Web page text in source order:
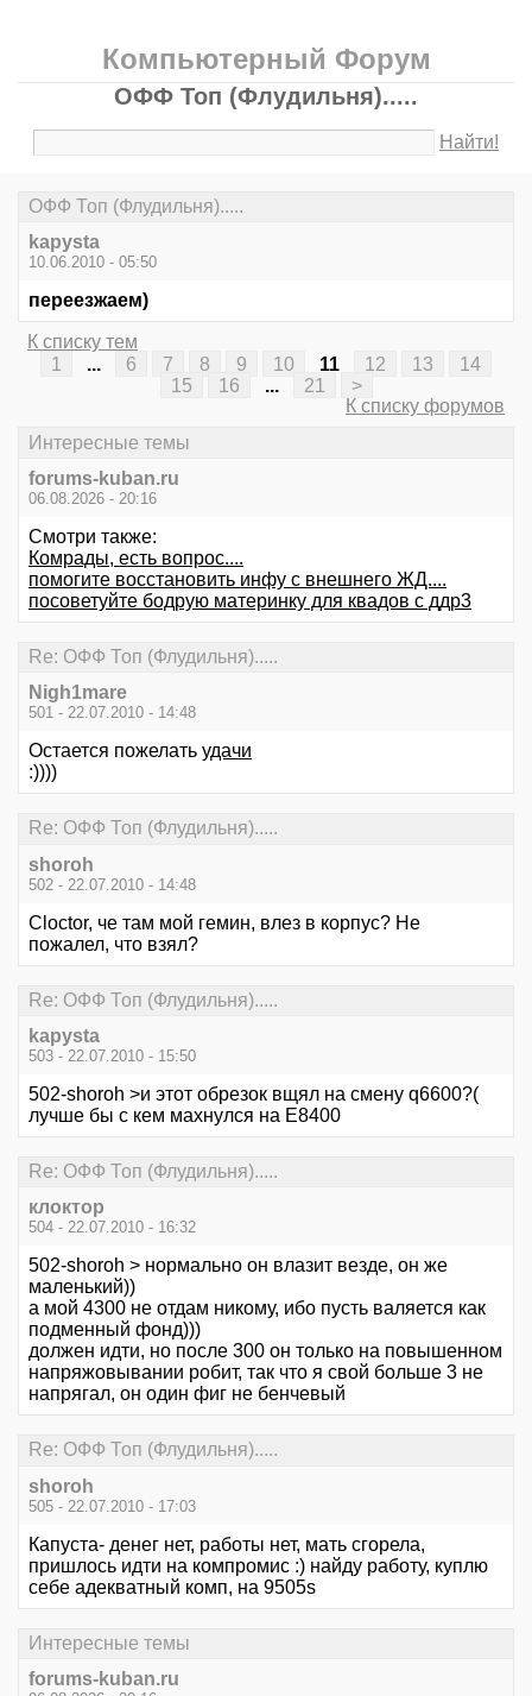
Компьютерный Форум
ОФФ Топ (Флудильня).....
Найти!
ОФФ Топ (Флудильня).....
kapysta
10.06.2010 - 05:50
переезжаем)
К списку тем
1
6 7 8 9 10 11 12 13
14
15
16 21
>
К списку форумов
Интересные темы
forums-kuban.ru
06.08.2026 - 20:16
Смотри также:
Комрады, есть вопрос....
помогите восстановить инфу с внешнего ЖД....
посоветуйте бодрую материнку для квадов с ддр3
Re: ОФФ Топ (Флудильня).....
Nigh1mare
501 - 22.07.2010 - 14:48
Остается пожелать удачи
:))))
Re: ОФФ Топ (Флудильня).....
shoroh
502 - 22.07.2010 - 14:48
Cloctor, че там мой гемин, влез в корпус? Не
пожалел, что взял?
Re: ОФФ Топ (Флудильня).....
kapysta
503 - 22.07.2010 - 15:50
502-shoroh >и этот обрезок вщял на смену q6600?(
лучше бы с кем махнулся на Е8400
Re: ОФФ Топ (Флудильня).....
клоктор
504 - 22.07.2010 - 16:32
502-shoroh > нормально он влазит везде, он же
маленький))
а мой 4300 не отдам никому, ибо пусть валяется как
подменный фонд)))
должен идти, но после 300 он только на повышенном
напряжовывании робит, так что я свой больше 3 не
напрягал, он один фиг не бенчевый
Re: ОФФ Топ (Флудильня).....
shoroh
505 - 22.07.2010 - 17:03
Капуста- денег нет, работы нет, мать сгорела,
пришлось идти на компромис :) найду работу, куплю
себе адекватный комп, на 9505s
Интересные темы
forums-kuban.ru